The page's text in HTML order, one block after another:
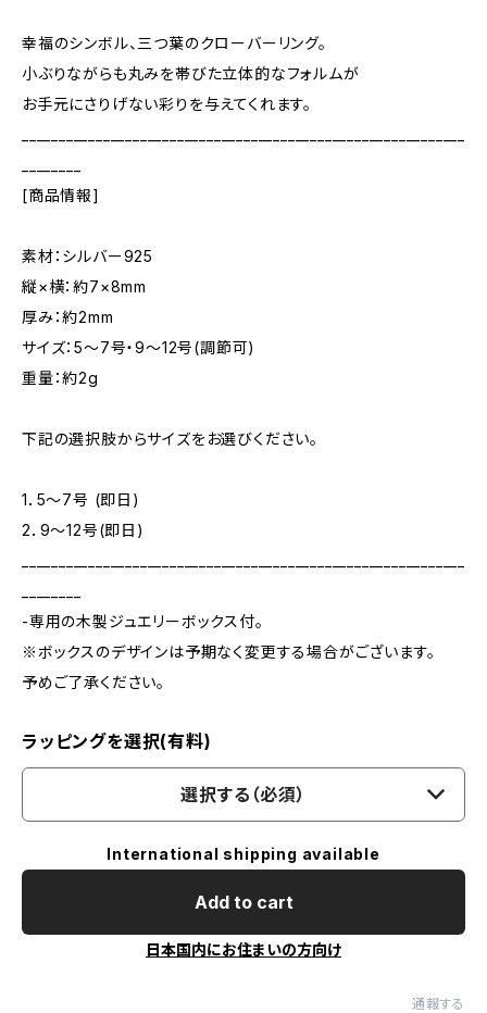
幸福のシンボル、三つ葉のクローバーリング。
小ぶりながらも丸みを帯びた立体的なフォルムが
お手元にさりげない彩りを与えてくれます。
[商品情報]
素材：シルバー925
縦×横：約7×8mm
厚み：約2mm
サイズ：5～7号・9～12号(調節可)
重量：約2g
下記の選択肢からサイズをお選びください。
1．5～7号 (即日)
2．9～12号(即日)
-専用の木製ジュエリーボックス付。
※ボックスのデザインは予期なく変更する場合がございます。
予めご了承ください。
ラッピングを選択(有料)
選択する（必須）
International shipping available
Add to cart
日本国内にお住まいの方向け
通報する